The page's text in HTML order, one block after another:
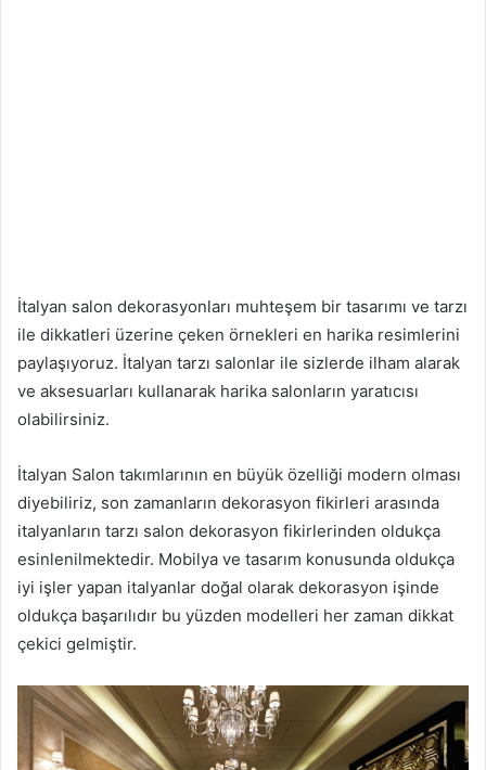
İtalyan salon dekorasyonları muhteşem bir tasarımı ve tarzı
ile dikkatleri üzerine çeken örnekleri en harika resimlerini
paylaşıyoruz. İtalyan tarzı salonlar ile sizlerde ilham alarak
ve aksesuarları kullanarak harika salonların yaratıcısı
olabilirsiniz.
İtalyan Salon takımlarının en büyük özelliği modern olması
diyebiliriz, son zamanların dekorasyon fikirleri arasında
italyanların tarzı salon dekorasyon fikirlerinden oldukça
esinlenilmektedir. Mobilya ve tasarım konusunda oldukça
iyi işler yapan italyanlar doğal olarak dekorasyon işinde
oldukça başarılıdır bu yüzden modelleri her zaman dikkat
çekici gelmiştir.